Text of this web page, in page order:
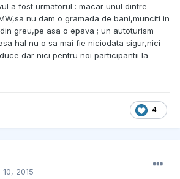
a fost urmatorul : macar unul dintre
nu dam o gramada de bani,munciti in
greu,pe asa o epava ; un autoturism
hal nu o sa mai fie niciodata sigur,nici
dar nici pentru noi participantii la
4
2015